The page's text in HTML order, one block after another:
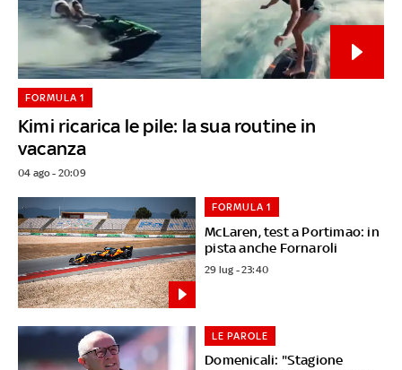
Kimi ricarica le pile: la sua routine in
vacanza
FORMULA 1
04 ago - 20:09
McLaren, test a Portimao: in
pista anche Fornaroli
FORMULA 1
29 lug - 23:40
Domenicali: "Stagione
LE PAROLE